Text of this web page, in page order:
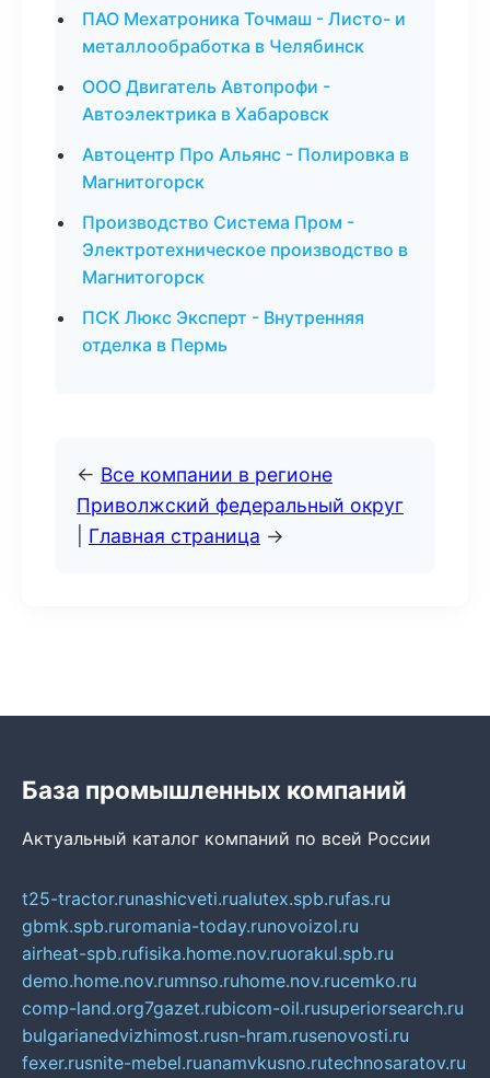
ПАО Мехатроника Точмаш - Листо- и
металлообработка в Челябинск
ООО Двигатель Автопрофи -
Автоэлектрика в Хабаровск
Автоцентр Про Альянс - Полировка в
Магнитогорск
Производство Система Пром -
Электротехническое производство в
Магнитогорск
ПСК Люкс Эксперт - Внутренняя
отделка в Пермь
← Все компании в регионе
Приволжский федеральный округ
Главная страница →
База промышленных компаний
Актуальный каталог компаний по всей России
t25-tractor.runashicveti.rualutex.spb.rufas.ru
gbmk.spb.ruromania-today.runovoizol.ru
airheat-spb.rufisika.home.nov.ruorakul.spb.ru
demo.home.nov.rumnso.ruhome.nov.rucemko.ru
comp-land.org7gazet.rubicom-oil.rusuperiorsearch.ru
bulgarianedvizhimost.rusn-hram.rusenovosti.ru
fexer.rusnite-mebel.ruanamvkusno.rutechnosaratov.ru